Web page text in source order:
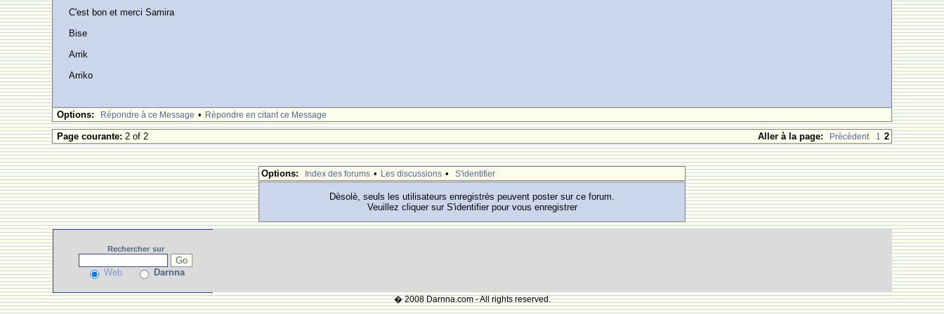
C'est bon et merci Samira
Bise
Arrik
Arriko
Options: Rèpondre à ce Message • Rèpondre en citant ce Message
Aller à la page: Prècèdent 1 2
Page courante:2 of 2
Options: Index des forums • Les discussions • S'identifier
Dèsolè, seuls les utilisateurs enregistrès peuvent poster sur ce forum.
Veuillez cliquer sur S'identifier pour vous enregistrer
Rechercher sur
Web Darnna
� 2008 Darnna.com - All rights reserved.